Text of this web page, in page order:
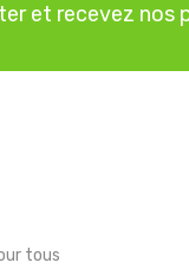
et recevez nos
tous